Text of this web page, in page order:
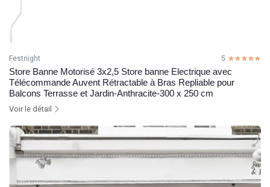
Festnight 5 ☆☆☆☆☆
★★★★★
Store Banne Motorisé 3x2,5 Store banne Electrique avec
Télécommande Auvent Rétractable à Bras Repliable pour
Balcons Terrasse et Jardin-Anthracite-300 x 250 cm
Voir le détail